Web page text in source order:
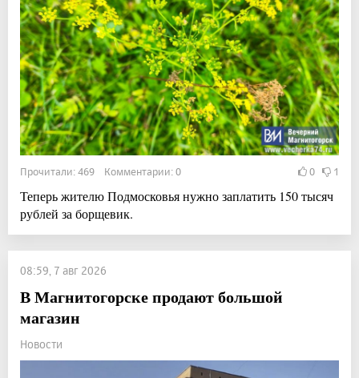
Прочитали: 469 Комментарии: 0 0 1
Теперь жителю Подмосковья нужно заплатить 150 тысяч
рублей за борщевик.
08:59, 7 авг 2026
В Магнитогорске продают большой
магазин
Новости